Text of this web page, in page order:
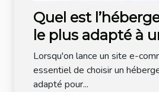
Quel est
le plus adapté à
commerce ?
Lorsqu'on lance un site e-
essentiel de choisir un
adapté pour...